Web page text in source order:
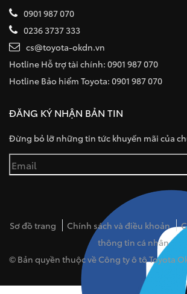
0901 987 070
0236 3737 333
cs@toyota-okdn.vn
Hotline Hỗ trợ tài chính: 0901 987 070
Hotline Bảo hiểm Toyota: 0901 987 070
ĐĂNG KÝ NHẬN BẢN TIN
Đừng bỏ lỡ những tin tức khuyến mãi của
Sơ đồ trang Chính sách và điều khoản
thông tin cá nhân
© Bản quyền thuộc về Công ty ô tô Toyota